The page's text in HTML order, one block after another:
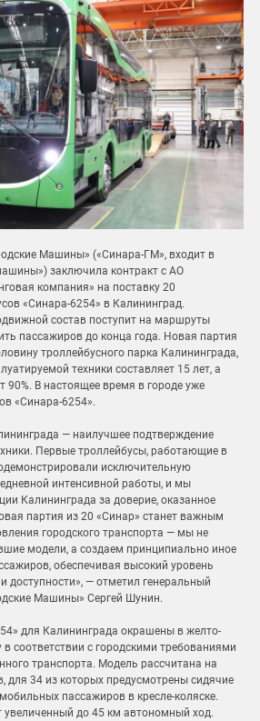
Машины» («Синара-ГМ», входит в
заключила контракт с АО
компания» на поставку 20
«Синара-6254» в Калининград.
состав поступит на маршруты
пассажиров до конца года. Новая партия
троллейбусного парка Калининграда,
техники составляет 15 лет, а
90%. В настоящее время в городе уже
«Синара-6254».
— наилучшее подтверждение
Первые троллейбусы, работающие в
исключительную
интенсивной работы, и мы
Калининграда за доверие, оказанное
партия из 20 «Синар» станет важным
городского транспорта — мы не
модели, а создаем принципиально иное
обеспечивая высокий уровень
доступности», — отметил генеральный
Машины» Сергей Шунин.
для Калининграда окрашены в желто-
соответствии с городскими требованиями
транспорта. Модель рассчитана на
для 34 из которых предусмотрены сидячие
пассажиров в кресле-коляске.
увеличенный до 45 км автономный ход.